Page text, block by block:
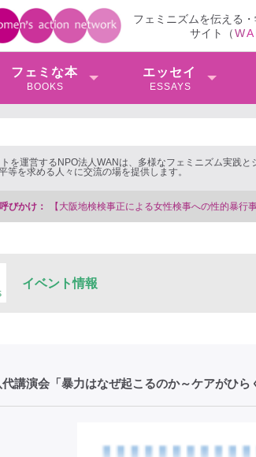
フェミニズムを伝える
サイト（WA
フェミな本
BOOKS
エッセイ
ESSAYS
を運営するNPO法人WANは、多様なフェミニズム実践と
等を求める人々に交流の場を提供します。
びかけ：
◆女性検事を支援する会事務局
イベント情報
代講演会「暴力はなぜ起こるのか～ケアがひら